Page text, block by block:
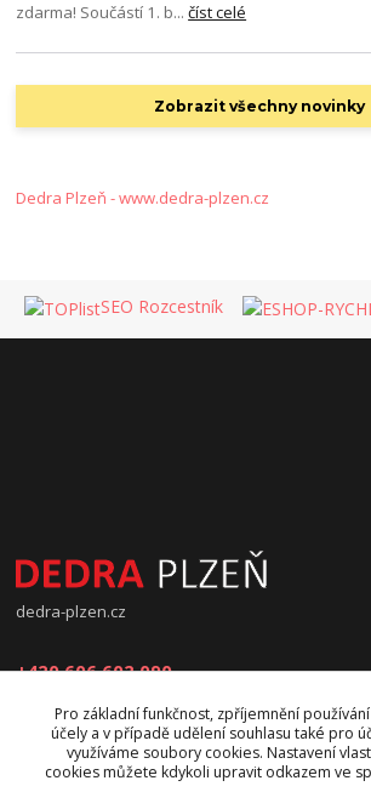
zdarma! Součástí 1. b...číst celé
Zobrazit všechny novinky
Dedra Plzeň - www.dedra-plzen.cz
SEO Rozcestník
dedra-plzen.cz
+420 606 602 090
jana.beranova@atlas.cz
Pro základní funkčnost, zpříjemnění
účely a v případě udělení souhlasu také pro
využíváme soubory cookies. Nastavení
cookies můžete kdykoli upravit odkazem ve